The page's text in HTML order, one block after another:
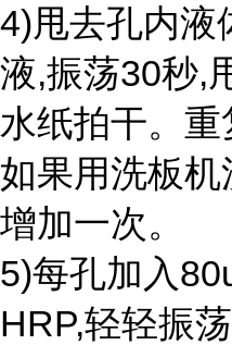
4)甩去孔内液
液,振荡30秒,
水纸拍干。重
如果用洗板
增加一次。
5)每孔加入
HRP,轻轻振